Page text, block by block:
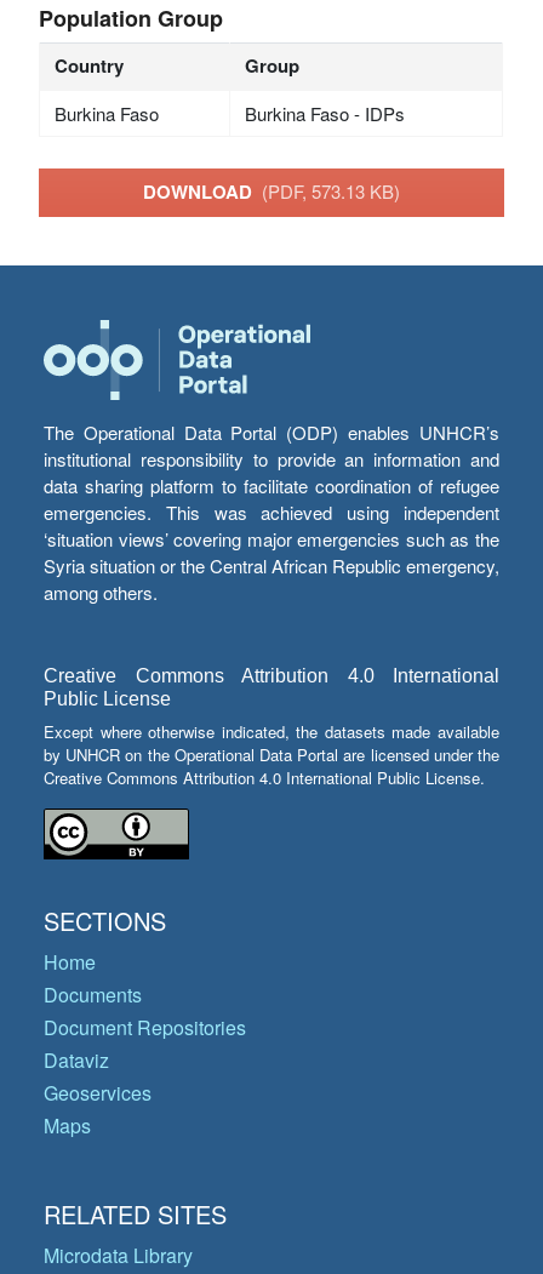
Population Group
Country Group
Burkina Faso Burkina Faso - IDPs
DOWNLOAD (PDF, 573.13 KB)
The Operational Data Portal (ODP) enables UNHCR’s
institutional responsibility to provide an information and
data sharing platform to facilitate coordination of refugee
emergencies. This was achieved using independent
‘situation views’ covering major emergencies such as the
Syria situation or the Central African Republic emergency,
among others.
Creative Commons Attribution 4.0 International
Public License
Except where otherwise indicated, the datasets made available
by UNHCR on the Operational Data Portal are licensed under the
Creative Commons Attribution 4.0 International Public License.
SECTIONS
Home
Documents
Document Repositories
Dataviz
Geoservices
Maps
RELATED SITES
Microdata Library